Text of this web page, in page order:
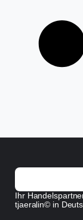
Ihr
tjaeralin© in